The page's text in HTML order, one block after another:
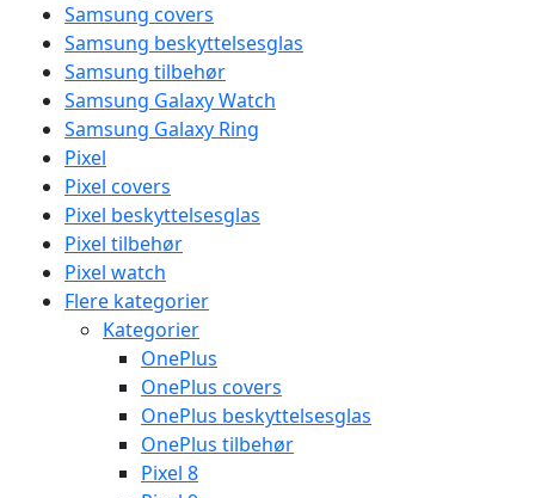
Samsung covers
Samsung beskyttelsesglas
Samsung tilbehør
Samsung Galaxy Watch
Samsung Galaxy Ring
Pixel
Pixel covers
Pixel beskyttelsesglas
Pixel tilbehør
Pixel watch
Flere kategorier
Kategorier
OnePlus
OnePlus covers
OnePlus beskyttelsesglas
OnePlus tilbehør
Pixel 8